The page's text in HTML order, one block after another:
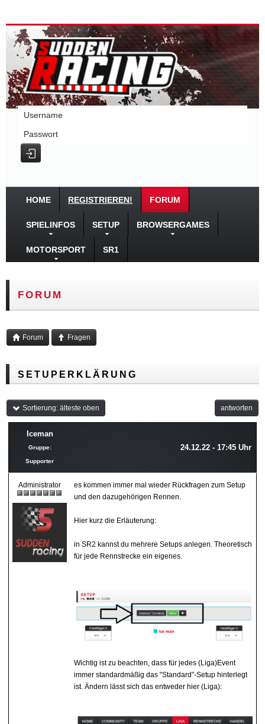
Username
Passwort
HOME REGISTRIEREN! FORUM
SPIELINFOS SETUP BROWSERGAMES
MOTORSPORT SR1
FORUM
Forum Fragen
SETUPERKLÄRUNG
Sortierung: älteste oben antworten
Iceman
Gruppe:
Supporter
24.12.22 - 17:45 Uhr
Administrator
es kommen immer mal wieder Rückfragen zum Setup
und den dazugehörigen Rennen.
Hier kurz die Erläuterung:
in SR2 kannst du mehrere Setups anlegen. Theoretisch
für jede Rennstrecke ein eigenes.
Wichtig ist zu beachten, dass für jedes (Liga)Event
immer standardmäßig das "Standard"-Setup hinterlegt
ist. Ändern lässt sich das entweder hier (Liga):